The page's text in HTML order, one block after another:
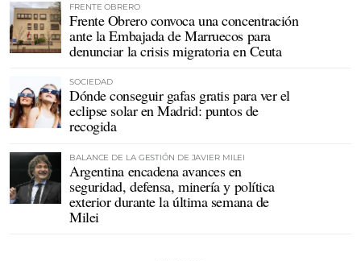
FRENTE OBRERO
Frente Obrero convoca una concentración
ante la Embajada de Marruecos para
denunciar la crisis migratoria en Ceuta
SOCIEDAD
Dónde conseguir gafas gratis para ver el
eclipse solar en Madrid: puntos de
recogida
BALANCE DE LA GESTIÓN DE JAVIER MILEI
Argentina encadena avances en
seguridad, defensa, minería y política
exterior durante la última semana de
Milei